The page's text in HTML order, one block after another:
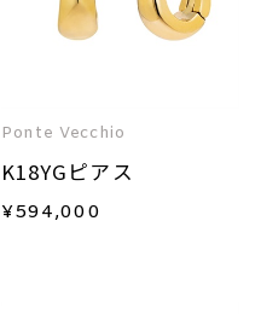
Ponte Vecchio
K18YGピアス
¥594,000